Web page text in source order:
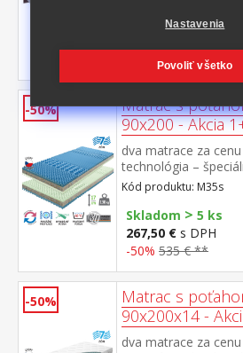
R2 nočný stolík
147A
Skladom>5 ks
295 € **
-50%
Matrac s
90x200 - Akcia
dva matrace za
technológia –
sendvičovej vrstve z
pien rôznych
zabezpečuje
ortopedické
anatomická
priebehu spánku
zelenkavá mäkšia
modrá tuhšia strana
poťah prešitý dutým
častí, snímateľný a
Kód produktu: M35s
Skladom > 5 ks
267,50 € s DPH
-50% 535 € **
-50%
Matrac s
90x200x14 -
dva matrace za
Nastavenia
Povoliť všetko